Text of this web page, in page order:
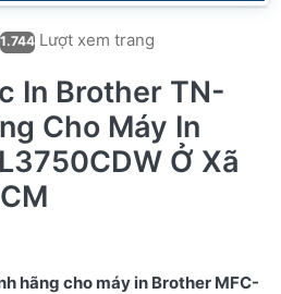
1.744 Lượt xem trang
In Brother TN-
Cho Máy In
Ở Xã
hãng cho máy in Brother MFC-